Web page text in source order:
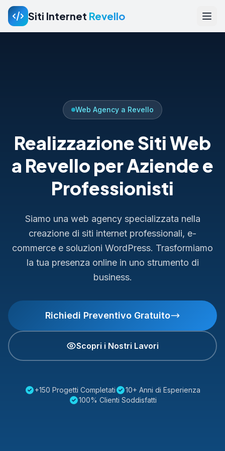
Siti Internet Revello
Web Agency a Revello
Realizzazione Siti Web
a Revello per Aziende e
Professionisti
Siamo una web agency specializzata nella
creazione di siti internet professionali, e-
commerce e soluzioni WordPress. Trasformiamo
la tua presenza online in uno strumento di
business.
Richiedi Preventivo Gratuito
Scopri i Nostri Lavori
+150 Progetti Completati
10+ Anni di Esperienza
100% Clienti Soddisfatti